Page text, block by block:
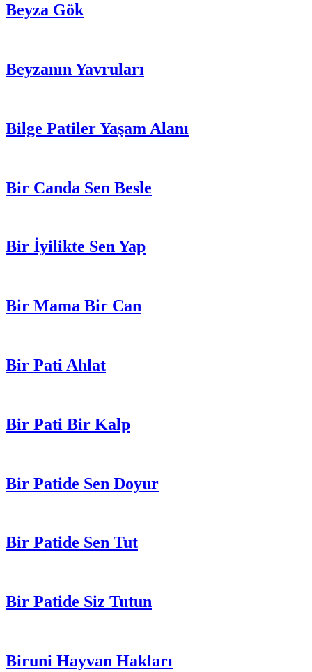
Beyza Gök
Beyzanın Yavruları
Bilge Patiler Yaşam Alanı
Bir Canda Sen Besle
Bir İyilikte Sen Yap
Bir Mama Bir Can
Bir Pati Ahlat
Bir Pati Bir Kalp
Bir Patide Sen Doyur
Bir Patide Sen Tut
Bir Patide Siz Tutun
Biruni Hayvan Hakları